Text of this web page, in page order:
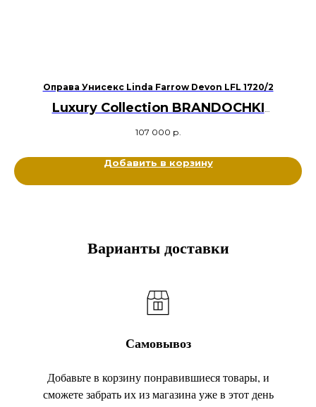
Оправа Унисекс Linda Farrow Devon LFL 1720/2
Luxury Collection BRANDOCHKI
Металл титан, Ацетат
Размер: 48-21-145
107 000 р.
Добавить в корзину
Варианты доставки
Самовывоз
Добавьте в корзину понравившиеся товары, и
сможете забрать их из магазина уже в этот день